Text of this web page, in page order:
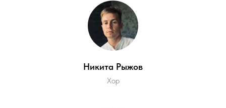
Никита Рыжов
Хор